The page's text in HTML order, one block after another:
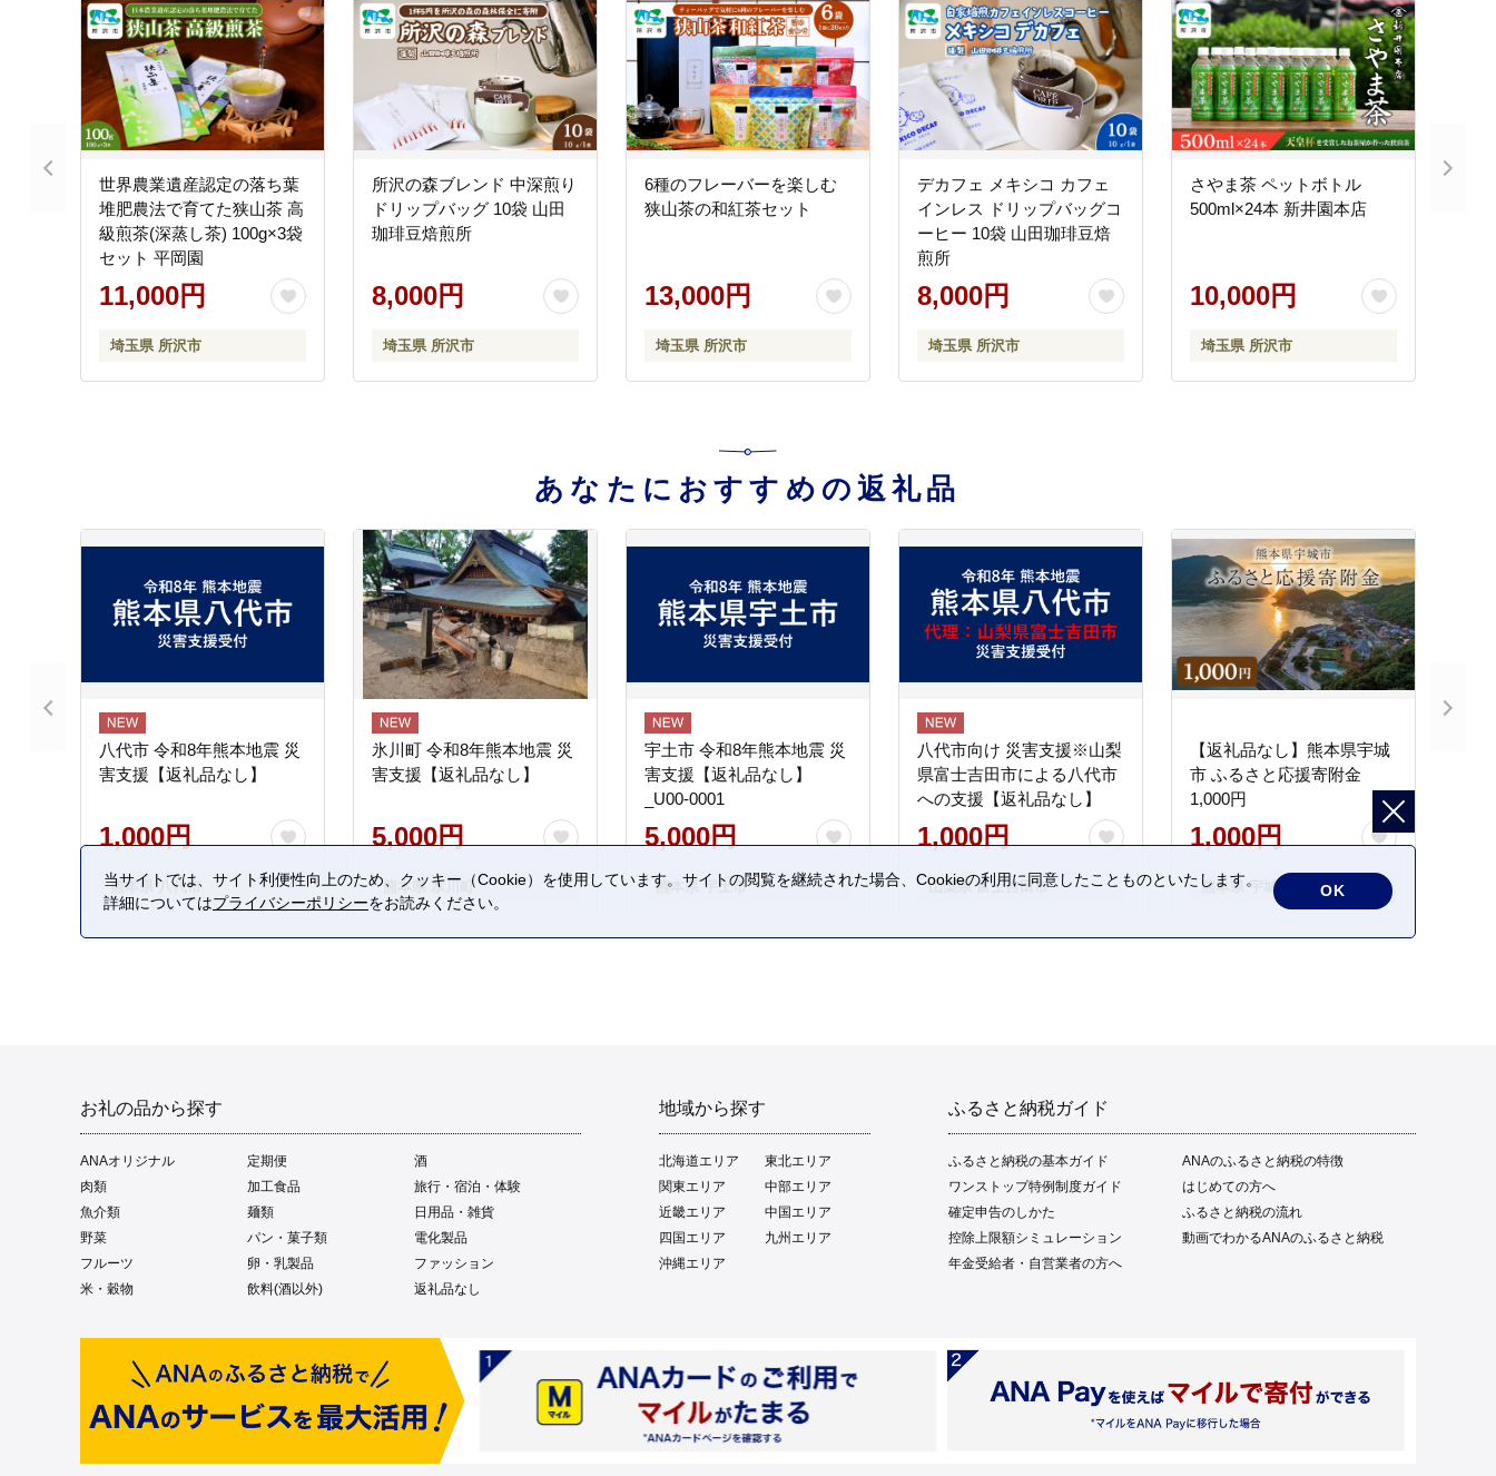
世界農業遺産認定の落ち葉
堆肥農法で育てた狭山茶 高
級煎茶(深蒸し茶) 100g×3袋
セット 平岡園
11,000円
埼玉県 所沢市
所沢の森ブレンド 中深煎り
ドリップバッグ 10袋 山田
珈琲豆焙煎所
8,000円
埼玉県 所沢市
6種のフレーバーを楽しむ
狭山茶の和紅茶セット
13,000円
埼玉県 所沢市
デカフェ メキシコ カフェ
インレス ドリップバッグコ
ーヒー 10袋 山田珈琲豆焙
煎所
8,000円
埼玉県 所沢市
さやま茶 ペットボトル
500ml×24本 新井園本店
10,000円
埼玉県 所沢市
あなたにおすすめの返礼品
八代市 令和8年熊本地震 災
害支援【返礼品なし】
1,000円
熊本県 八代市
氷川町 令和8年熊本地震 災
害支援【返礼品なし】
5,000円
熊本県 氷川町
宇土市 令和8年熊本地震 災
害支援【返礼品なし】
_U00-0001
5,000円
熊本県 宇土市
八代市向け 災害支援※山梨
県富士吉田市による八代市
への支援【返礼品なし】
1,000円
山梨県 富士吉田市
【返礼品なし】熊本県宇城
市 ふるさと応援寄附金
1,000円
1,000円
熊本県 宇城市
お礼の品から探す
ANAオリジナル 定期便
酒
肉類
加工食品
旅行・宿泊・体験
魚介類
麺類
日用品・雑貨
野菜
パン・菓子類
電化製品
フルーツ
卵・乳製品
ファッション
米・穀物
飲料(酒以外) 返礼品なし
地域から探す
北海道エリア
東北エリア
関東エリア
中部エリア
近畿エリア
中国エリア
四国エリア
九州エリア
沖縄エリア
ふるさと納税ガイド
ふるさと納税の基本ガイド
ANAのふるさと納税の特徴
ワンストップ特例制度ガイド
はじめての方へ
確定申告のしかた
ふるさと納税の流れ
控除上限額シミュレーション
動画でわかるANAのふるさと納税
年金受給者・自営業者の方へ
当サイトでは、サイト利便性向上のため、クッキー（Cookie）を使用しています。サイトの閲覧を継続された場合、Cookieの利用に同意したことものといたします。
詳細についてはプライバシーポリシーをお読みください。
OK